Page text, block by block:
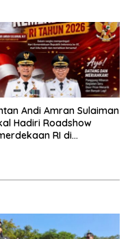
Andi Amran Sulaiman
Hadiri Roadshow
RI di